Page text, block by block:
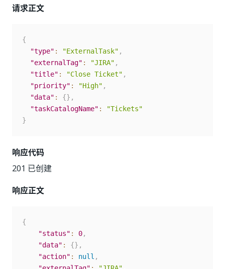
请求正文
{
"type" : "ExternalTask" ,
"externalTag" : "JIRA" ,
"title" : "Close Ticket" ,
"priority" : "High" ,
"data" : {} ,
"taskCatalogName" :
"Tickets"
}
响应代码
201 已创建
响应正文
{
"status" : 0,
"data" : {} ,
"action" : null ,